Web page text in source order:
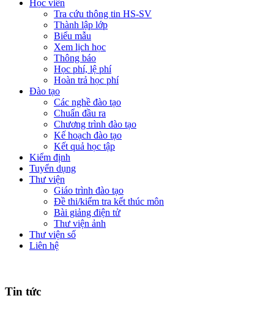
Học viên
Tra cứu thông tin HS-SV
Thành lập lớp
Biểu mẫu
Xem lịch học
Thông báo
Học phí, lệ phí
Hoàn trả học phí
Đào tạo
Các nghề đào tạo
Chuẩn đầu ra
Chương trình đào tạo
Kế hoạch đào tạo
Kết quả học tập
Kiểm định
Tuyển dụng
Thư viện
Giáo trình đào tạo
Đề thi/kiểm tra kết thúc môn
Bài giảng điện tử
Thư viện ảnh
Thư viện số
Liên hệ
Tin tức